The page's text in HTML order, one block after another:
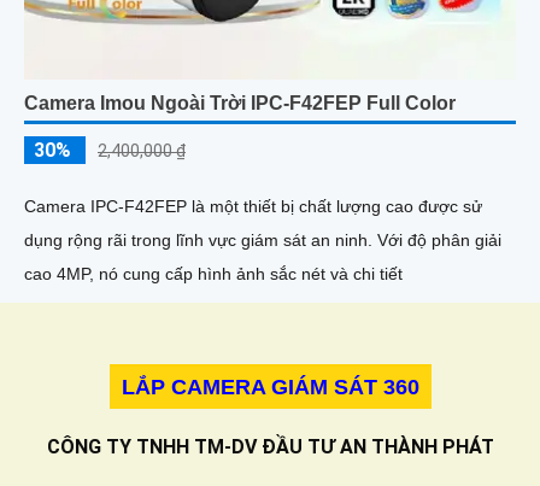
Camera Imou Ngoài Trời IPC-F42FEP Full Color
30% 2,400,000 ₫
Camera IPC-F42FEP là một thiết bị chất lượng cao được sử
dụng rộng rãi trong lĩnh vực giám sát an ninh. Với độ phân giải
cao 4MP, nó cung cấp hình ảnh sắc nét và chi tiết
LẮP CAMERA GIÁM SÁT 360
CÔNG TY TNHH TM-DV ĐẦU TƯ AN THÀNH PHÁT